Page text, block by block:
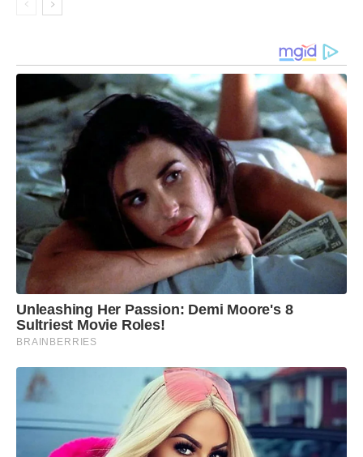
Unleashing Her Passion: Demi Moore's 8
Sultriest Movie Roles!
BRAINBERRIES